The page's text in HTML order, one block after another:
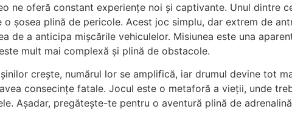
ne oferă constant experiențe noi și captivante. Unul dintre
șosea plină de pericole. Acest joc simplu, dar extrem de
de a anticipa mișcările vehiculelor. Misiunea este una
mult mai complexă și plină de obstacole.
crește, numărul lor se amplifică, iar drumul devine tot
consecințe fatale. Jocul este o metaforă a vieții, unde
Așadar, pregătește-te pentru o aventură plină de